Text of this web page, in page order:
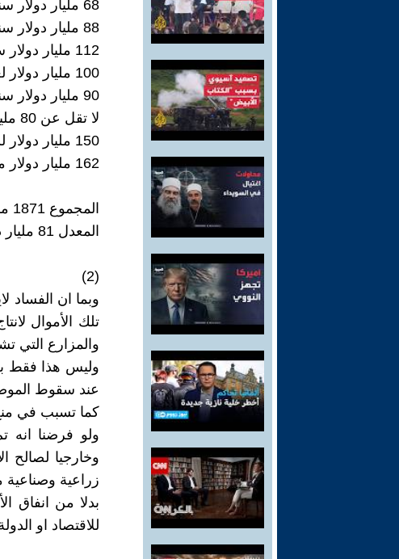
68 مليار دولار سنة 2017
88 مليار دولار سنة 2018
112 مليار دولار سنة 2019
100 مليار دولار لعام 2020 لم تقر
90 مليار دولار سنة 2021
لا تقل عن 80 مليار دولار لسنة 2022 -ولم تقر
150 مليار دولار لسنة 2023- 2024-2025
162 مليار دولار موازنة عام 2024
المجموع 1871 مليار دولار
المعدل 81 مليار دولار سنويا!
(2)
وبما ان الفساد
تلك الأموال
والمزارع التي
وليس هذا فقط
عند سقوط
كما تسبب في منع
ولو فرضنا انه
وخارجيا لصالح
زراعية
بدلا من انفاق
للاقتصاد او